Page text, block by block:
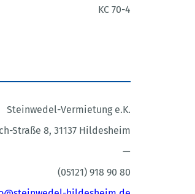
KC 70-4
Steinwedel-Vermietung e.K.
Straße 8, 31137 Hildesheim
—
(05121) 918 90 80